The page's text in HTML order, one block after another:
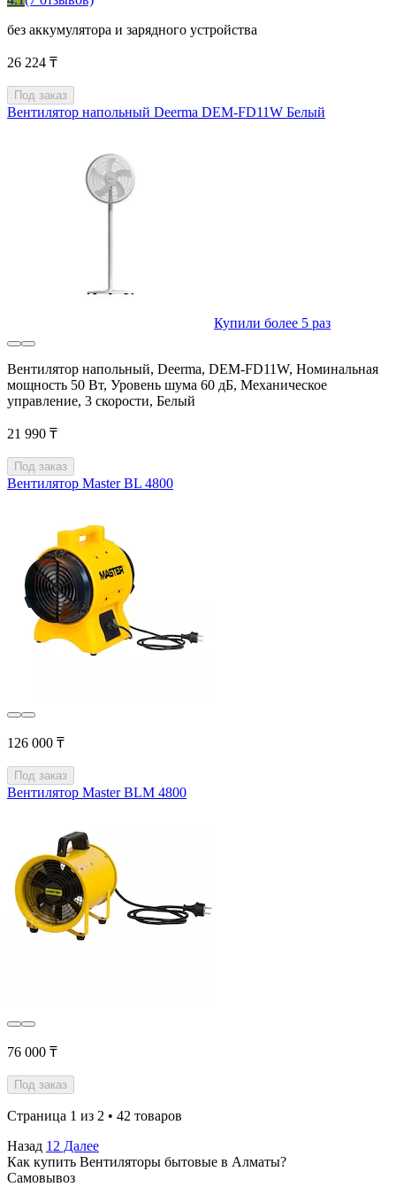
без аккумулятора и зарядного устройства
26 224 ₸
Под заказ
Вентилятор напольный Deerma DEM-FD11W Белый
Купили более 5 раз
Вентилятор напольный, Deerma, DEM-FD11W, Номинальная
мощность 50 Вт, Уровень шума 60 дБ, Механическое
управление, 3 скорости, Белый
21 990 ₸
Под заказ
Вентилятор Master BL 4800
126 000 ₸
Под заказ
Вентилятор Master BLM 4800
76 000 ₸
Под заказ
Страница 1 из 2 • 42 товаров
Назад 1 2 Далее
Как купить Вентиляторы бытовые в Алматы?
Самовывоз